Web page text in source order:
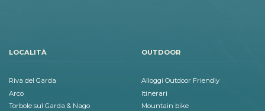
LOCALITÀ
Riva del Garda
Arco
Torbole sul Garda & Nago
OUTDOOR
Alloggi Outdoor Friendly
Itinerari
Mountain bike